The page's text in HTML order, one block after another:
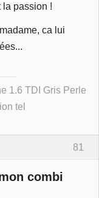
la passion !
ca lui
1.6 TDI Gris Perle
tel
81
combi